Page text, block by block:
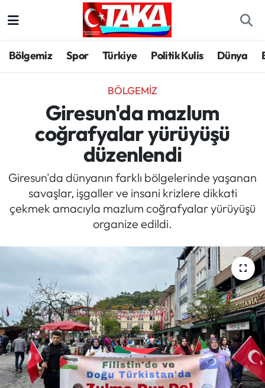
Bölgemiz Spor Türkiye Politik Kulis Dünya
BÖLGEMIZ
Giresun'da mazlum
coğrafyalar yürüyüşü
düzenlendi
Giresun'da dünyanın farklı bölgelerinde yaşanan
savaşlar, işgaller ve insani krizlere dikkati
çekmek amacıyla mazlum coğrafyalar yürüyüşü
organize edildi.
Spor
Türkiye
Kültür/Sanat
Politik Kulis
Magazin
Mektup Galeri
Röportaj
Manşet
Köşe Yazıları
Trabzon Hava Durumu
Trabzon Trafik Yoğunluk Haritası
Süper Lig Puan Durumu ve Fikstür
Tüm Manşetler
Son Dakika Haberleri